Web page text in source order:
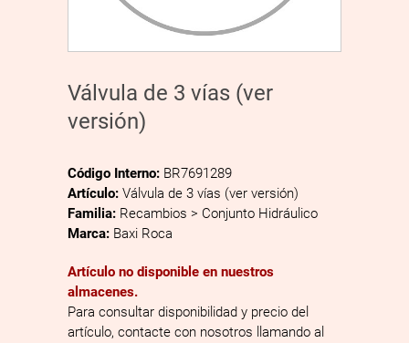
Válvula de 3 vías (ver
versión)
Código Interno: BR7691289
Artículo: Válvula de 3 vías (ver versión)
Familia: Recambios > Conjunto Hidráulico
Marca: Baxi Roca
Artículo no disponible en nuestros
almacenes.
Para consultar disponibilidad y precio del
artículo, contacte con nosotros llamando al